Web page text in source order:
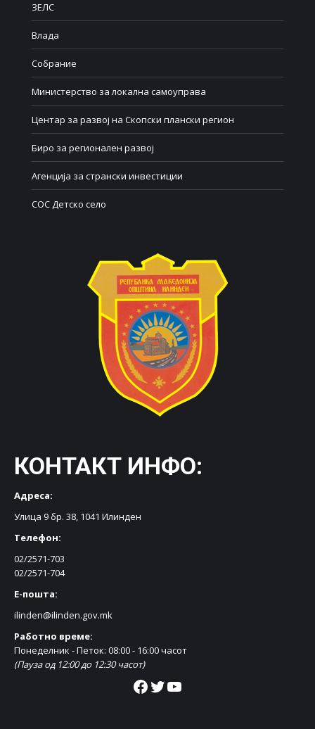
ЗЕЛС
Влада
Собрание
Министерство за локална самоуправа
Центар за развој на Скопски плански регион
Биро за регионален развој
Агенција за странски инвестиции
СОС Детско село
КОНТАКТ ИНФО:
Адреса:
Улица 9 бр. 38, 1041 Илинден
Телефон:
02/2571-703
02/2571-704
Е-пошта:
ilinden@ilinden.gov.mk
Работно време:
Понеделник - Петок: 08:00 - 16:00 часот
(Пауза од 12:00 до 12:30 часот)
Facebook Twitter YouTube